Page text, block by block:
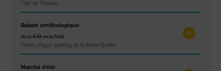
Cale du Passous
Balade ornithologique
du 12 Août au 12 Août
Pointe d'Agon (parking de la ferme Borde)
Marché d’été